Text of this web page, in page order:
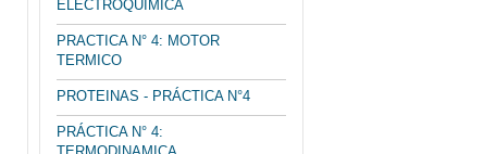
ELECTROQUÌMICA
PRACTICA N° 4: MOTOR
TERMICO
PROTEINAS - PRÁCTICA N°4
PRÁCTICA N° 4: